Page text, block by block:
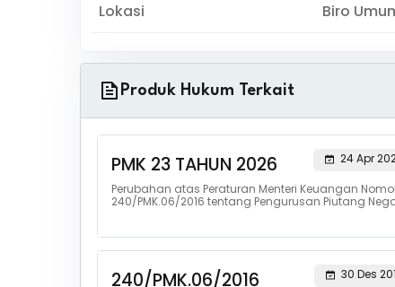
Lokasi Biro
Produk Hukum Terkait
PMK 23 TAHUN 2026
24 Apr
Perubahan atas Peraturan Menteri Keuangan
240/PMK.06/2016 tentang Pengurusan Piutang
240/PMK.06/2016
30 Des